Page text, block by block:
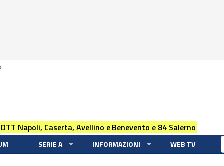
Napoli, Caserta, Avellino e Benevento e 84 Salerno
SERIE A INFORMAZIONI WEB TV